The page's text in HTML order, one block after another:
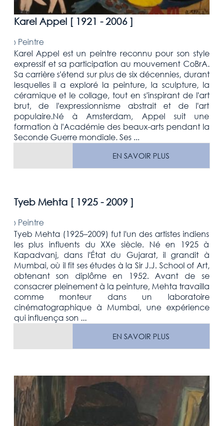
Karel Appel [ 1921 - 2006]
› Peintre
Karel Appel est un peintre reconnu pour son style
expressif et sa participation au mouvement CoBrA.
Sa carrière s'étend sur plus de six décennies, durant
lesquelles il a exploré la peinture, la sculpture, la
céramique et le collage, tout en s'inspirant de l'art
brut, de l'expressionnisme abstrait et de l'art
populaire.Né à Amsterdam, Appel suit une
formation à l'Académie des beaux-arts pendant la
Seconde Guerre mondiale. Ses ...
EN SAVOIR PLUS
Tyeb Mehta [ 1925 - 2009 ]
› Peintre
Tyeb Mehta (1925–2009) fut l'un des artistes indiens
les plus influents du XXe siècle. Né en 1925 à
Kapadvanj, dans l'État du Gujarat, il grandit à
Mumbai, où il fit ses études à la Sir J.J. School of Art,
obtenant son diplôme en 1952. Avant de se
consacrer pleinement à la peinture, Mehta travailla
comme monteur dans un laboratoire
cinématographique à Mumbai, une expérience
qui influença son ...
EN SAVOIR PLUS